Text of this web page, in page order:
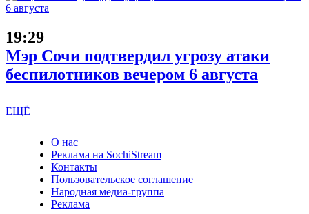
19:29
Мэр Сочи подтвердил угрозу атаки
беспилотников вечером 6 августа
ЕЩЁ
О нас
Реклама на SochiStream
Контакты
Пользовательское соглашение
Народная медиа-группа
Реклама